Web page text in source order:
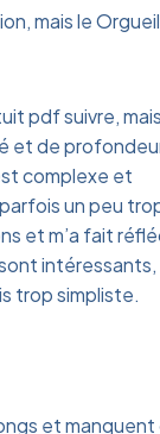
mais le
pdf suivre,
et de
complexe et
un peu
et m’a fait
intéressants,
trop simpliste.
et manquent